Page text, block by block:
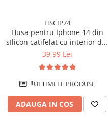
HSCIP74
Husa pentru Iphone 14 din
sIlicon catifelat cu interior din
microfibra si protectie la
39,99 Lei
‼️ULTIMELE PRODUSE
ADAUGA IN COS